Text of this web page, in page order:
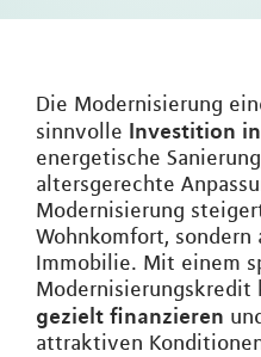
Die Modernisierung
sinnvolle Investition
energetische
altersgerechte
Modernisierung
Wohnkomfort, sondern
Immobilie. Mit einem
Modernisierungskredit
gezielt finanzieren
attraktiven